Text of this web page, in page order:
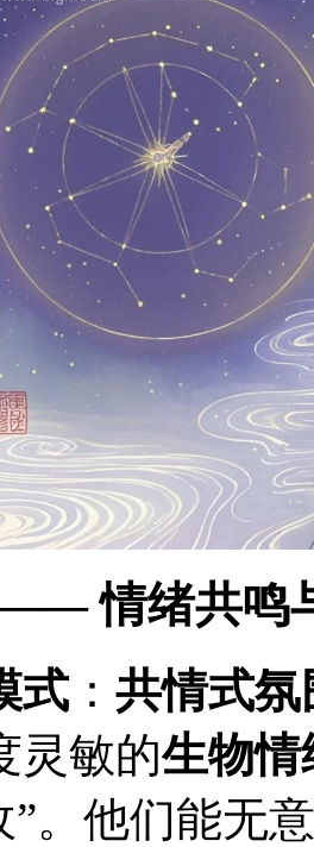
—— 情绪共鸣
式： 共情式氛
灵敏的生物情
”。他们能无